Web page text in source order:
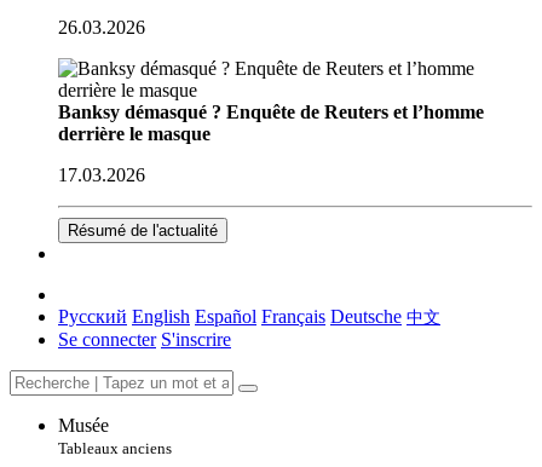
26.03.2026
Banksy démasqué ? Enquête de Reuters et l’homme
derrière le masque
17.03.2026
Résumé de l'actualité
Русский English Español Français Deutsche 中文
Se connecter S'inscrire
Musée
Tableaux anciens